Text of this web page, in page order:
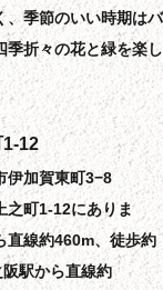
、季節のいい時期はバ
季折々の花と緑を楽し
12
伊加賀東町3−8
之町1-12にありま
直線約460m、徒歩約
駅から直線約